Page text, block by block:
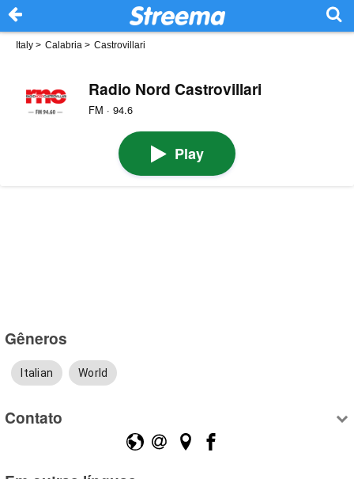
Italy > Calabria > Castrovillari
Radio Nord Castrovillari
FM · 94.6
Play
Gêneros
Italian World
Contato